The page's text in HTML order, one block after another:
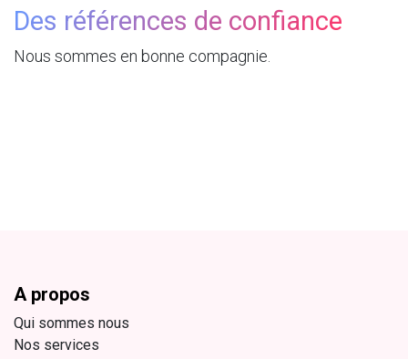
Des références de confiance
Nous sommes en bonne compagnie.
A propos
Qui sommes nous
Nos services